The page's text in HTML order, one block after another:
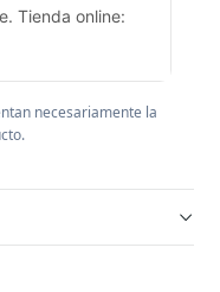
Tienda online:
necesariamente la